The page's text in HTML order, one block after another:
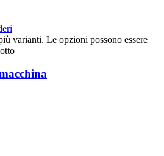
varianti. Le opzioni possono essere